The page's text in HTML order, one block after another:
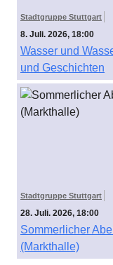
Stadtgruppe Stuttgart
8. Juli. 2026, 18:00
Wasser und
und Geschichten
Stadtgruppe Stuttgart
28. Juli. 2026, 18:00
Sommerlicher
(Markthalle)